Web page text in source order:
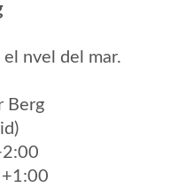
nvel del mar.
Berg
+1:00